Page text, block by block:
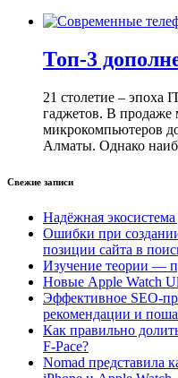
Топ-3
21 столетие – эпоха
гаджетов. В продаже
микрокомпьютеров
Алматы. Однако
Свежие записи
Надёжная
Ошибки при
позиции сайта в
Изучение теории —
Новые Apple Watch
Эффективное SEO-
рекомендации и
Как правильно
F-Pace?
Nomad представила